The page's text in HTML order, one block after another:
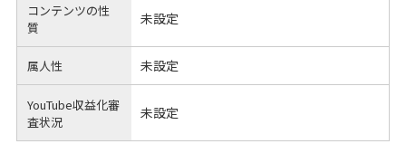
コンテンツの性
質
未設定
属人性 未設定
YouTube収益化審
査状況
未設定